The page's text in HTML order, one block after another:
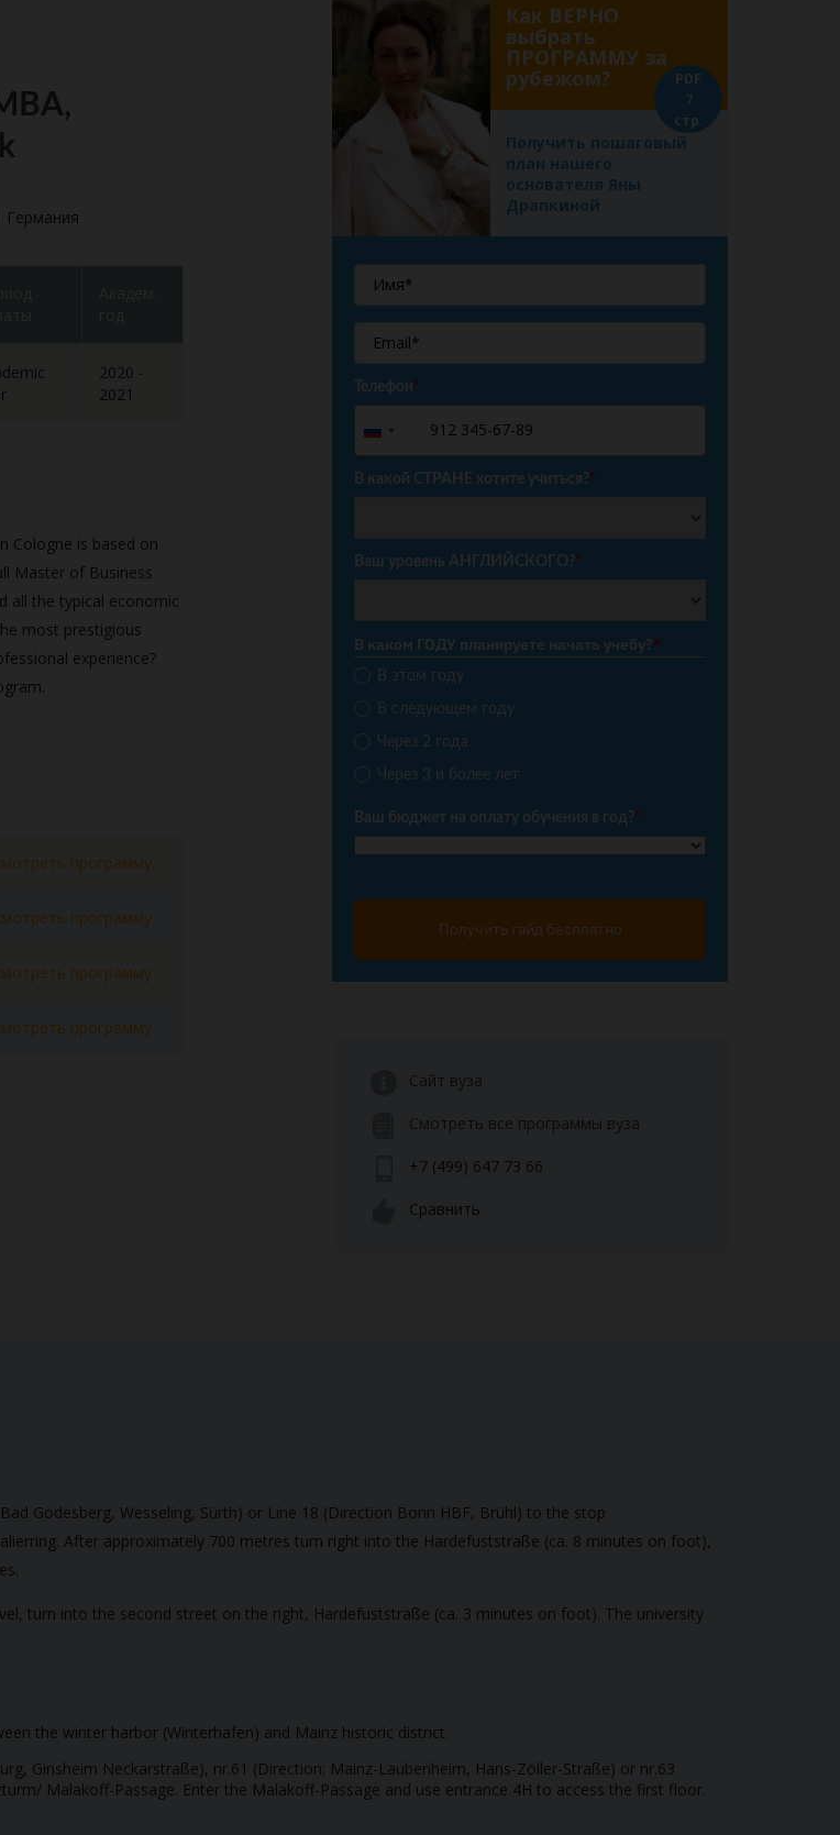
Германия
2020 -
2021
Cologne is based on
Master of Business
all the typical economic
most prestigious
experience?
программу
программу
программу
программу
Как ВЕРНО
выбрать
ПРОГРАММУ за
рубежом?
Получить пошаговый
план нашего
основателя Яны
Драпкиной
PDF
7
стр.
Телефон*
Russia
+7
В какой СТРАНЕ хотите учиться?*
Ваш уровень АНГЛИЙСКОГО?*
В каком ГОДУ планируете начать учебу?*
В этом году
В следующем году
Через 2 года
Через 3 и более лет
Ваш бюджет на оплату обучения в год?*
Получить гайд бесплатно
Сайт вуза
Смотреть все программы вуза
+7 (499) 647 73 66
Сравнить
Godesberg, Wesseling, Sürth) or Line 18 (Direction Bonn HBF, Brühl) to the stop
After approximately 700 metres turn right into the Hardefuststraße (ca. 8 minutes on foot),
turn into the second street on the right, Hardefuststraße (ca. 3 minutes on foot). The university
the winter harbor (Winterhafen) and Mainz historic district.
Ginsheim Neckarstraße), nr.61 (Direction: Mainz-Laubenheim, Hans-Zöller-Straße) or nr.63
Malakoff-Passage. Enter the Malakoff-Passage and use entrance 4H to access the first floor.